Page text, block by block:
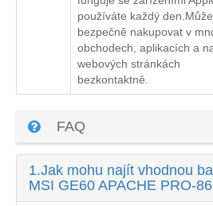
používáte každý
bezpečně nakupovat v
obchodech, aplikacích a
webových stránkách
bezkontaktně.
FAQ
1.Jak mohu najít vhodnou
MSI GE60 APACHE PRO-